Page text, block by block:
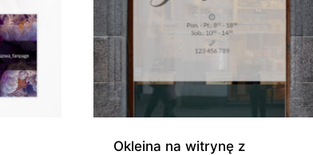
Okleina na witrynę z